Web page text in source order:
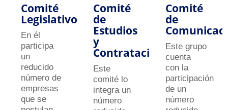
Comité
Legislativo
En él
participa
un
reducido
número de
empresas
que se
Comité
de
Estudios
y
Contratación
Este
comité lo
integra un
número
Comité
de
Este grupo
cuenta
con la
participación
de un
número